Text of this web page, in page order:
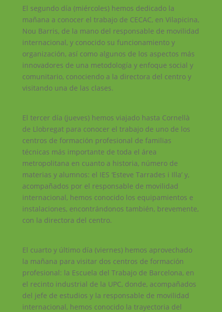
El segundo día (miércoles) hemos dedicado la
mañana a conocer el trabajo de CECAC, en Vilapicina,
Nou Barris, de la mano del responsable de movilidad
internacional, y conocido su funcionamiento y
organización, así como algunos de los aspectos más
innovadores de una metodología y enfoque social y
comunitario, conociendo a la directora del centro y
visitando una de las clases.
El tercer día (jueves) hemos viajado hasta Cornellà
de Llobregat para conocer el trabajo de uno de los
centros de formación profesional de familias
técnicas más importante de toda el área
metropolitana en cuanto a historia, número de
materias y alumnos: el IES ‘Esteve Tarrades i Illa’ y,
acompañados por el responsable de movilidad
internacional, hemos conocido los equipamientos e
instalaciones, encontrándonos también, brevemente,
con la directora del centro.
El cuarto y último día (viernes) hemos aprovechado
la mañana para visitar dos centros de formación
profesional: la Escuela del Trabajo de Barcelona, en
el recinto industrial de la UPC, donde, acompañados
del jefe de estudios y la responsable de movilidad
internacional, hemos conocido la trayectoria del